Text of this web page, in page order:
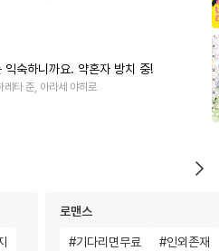
익숙하니까요. 약혼자 방치 중!
레타 준, 아라세 야히로
로맨스
#기다리면무료 #인외존재